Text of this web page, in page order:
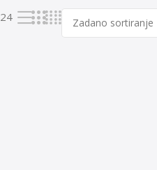
24